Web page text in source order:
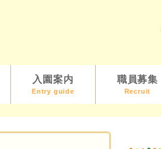
入園案内
Entry guide
職員募集
Recruit